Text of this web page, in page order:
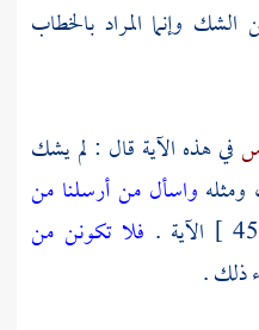
وإنما المراد بالخطاب
في هذه الآية قال : لم يشك
واسأل من أرسلنا من
فلا تكونن من